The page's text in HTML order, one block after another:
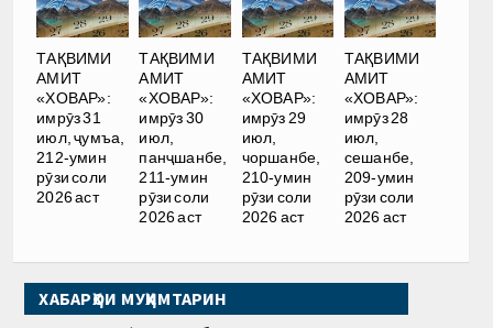
ТАҚВИМИ
АМИТ
«ХОВАР»:
имрӯз 31
июл, ҷумъа,
212-умин
рӯзи соли
2026 аст
ТАҚВИМИ
АМИТ
«ХОВАР»:
имрӯз 30
июл,
панҷшанбе,
211-умин
рӯзи соли
2026 аст
ТАҚВИМИ
АМИТ
«ХОВАР»:
имрӯз 29
июл,
чоршанбе,
210-умин
рӯзи соли
2026 аст
ТАҚВИМИ
АМИТ
«ХОВАР»:
имрӯз 28
июл,
сешанбе,
209-умин
рӯзи соли
2026 аст
ХАБАРҲОИ МУҲИМТАРИН